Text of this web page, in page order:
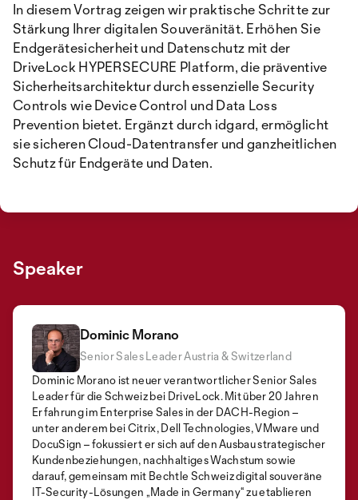
In diesem Vortrag zeigen wir praktische Schritte zur
Stärkung Ihrer digitalen Souveränität. Erhöhen Sie
Endgerätesicherheit und Datenschutz mit der
DriveLock HYPERSECURE Platform, die präventive
Sicherheitsarchitektur durch essenzielle Security
Controls wie Device Control und Data Loss
Prevention bietet. Ergänzt durch idgard, ermöglicht
sie sicheren Cloud-Datentransfer und ganzheitlichen
Schutz für Endgeräte und Daten.
Speaker
Dominic Morano
Senior Sales Leader Austria & Switzerland
Dominic Morano ist neuer verantwortlicher Senior Sales
Leader für die Schweiz bei DriveLock. Mit über 20 Jahren
Erfahrung im Enterprise Sales in der DACH-Region –
unter anderem bei Citrix, Dell Technologies, VMware und
DocuSign – fokussiert er sich auf den Ausbau strategischer
Kundenbeziehungen, nachhaltiges Wachstum sowie
darauf, gemeinsam mit Bechtle Schweiz digital souveräne
IT-Security-Lösungen „Made in Germany“ zu etablieren